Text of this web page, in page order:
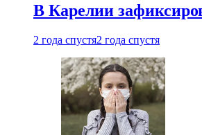
В Карелии
2 года спустя2 года спустя